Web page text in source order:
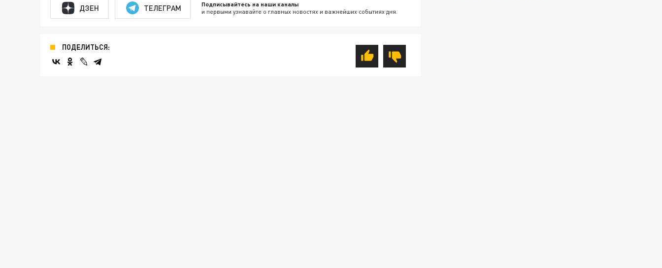
ДЗЕН ТЕЛЕГРАМ Подписывайтесь на наши каналы
и первыми узнавайте о главных новостях и важнейших событиях дня.
ПОДЕЛИТЬСЯ: